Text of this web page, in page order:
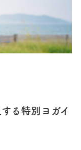
る特別ヨガイ